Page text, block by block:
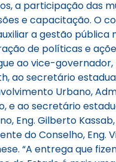
a participação das
e capacitação. O
a gestão pública
de políticas e
ao vice-governador,
ao secretário
Urbano,
e ao secretário
Eng. Gilberto
do Conselho, Eng.
“A entrega que